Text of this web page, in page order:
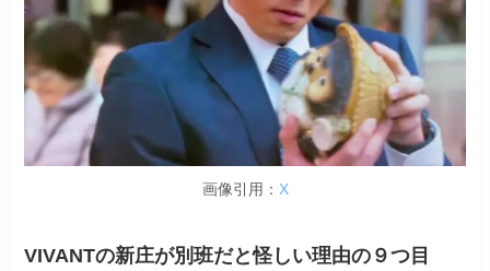
画像引用： X
VIVANTの新庄が別班だと怪しい理由の９つ目